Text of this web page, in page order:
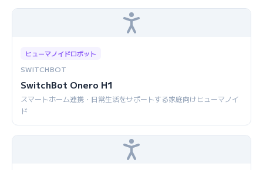
ヒューマノイドロボット
SWITCHBOT
SwitchBot Onero H1
スマートホーム連携・日常生活をサポートする家庭向けヒューマノイ
ド